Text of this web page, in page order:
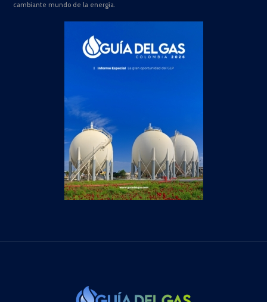
cambiante mundo de la energía.